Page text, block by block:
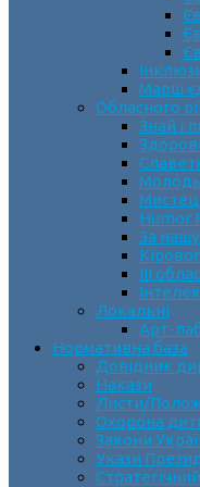
Марш
Обласного
Знай і
Молодь
Humor
За
ІII
Локальні
Арт-
Нормативна база
Довідник
Накази
Листи/
Охорона
Закони
Укази